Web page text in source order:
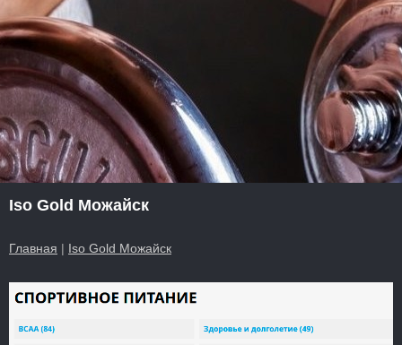
Iso Gold Можайск
Главная | Iso Gold Можайск